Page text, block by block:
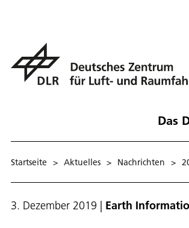
Das
Startseite > Aktuelles > Nachrichten >
3. Dezember 2019 | Earth